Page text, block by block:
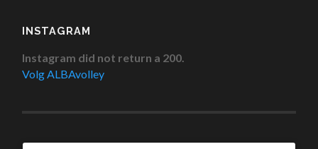
INSTAGRAM
Instagram did not return a 200.
Volg ALBAvolley